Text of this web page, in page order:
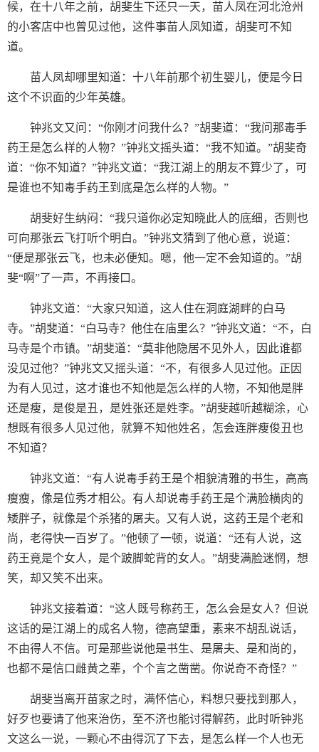
候，在十八年之前，胡斐生下还只一天，苗人凤在河北沧州
的小客店中也曾见过他，这件事苗人凤知道，胡斐可不知
道。
苗人凤却哪里知道：十八年前那个初生婴儿，便是今日
这个不识面的少年英雄。
钟兆文又问：“你刚才问我什么？”胡斐道：“我问那毒手
药王是怎么样的人物？”钟兆文摇头道：“我不知道。”胡斐奇
道：“你不知道？”钟兆文道：“我江湖上的朋友不算少了，可
是谁也不知毒手药王到底是怎么样的人物。”
胡斐好生纳闷：“我只道你必定知晓此人的底细，否则也
可向那张云飞打听个明白。”钟兆文猜到了他心意，说道：
“便是那张云飞，也未必便知。嗯，他一定不会知道的。”胡
斐“啊”了一声，不再接口。
钟兆文道：“大家只知道，这人住在洞庭湖畔的白马
寺。”胡斐道：“白马寺？他住在庙里么？”钟兆文道：“不，白
马寺是个市镇。”胡斐道：“莫非他隐居不见外人，因此谁都
没见过他？”钟兆文又摇头道：“不，有很多人见过他。正因
为有人见过，这才谁也不知他是怎么样的人物，不知他是胖
还是瘦，是俊是丑，是姓张还是姓李。”胡斐越听越糊涂，心
想既有很多人见过他，就算不知他姓名，怎会连胖瘦俊丑也
不知道？
钟兆文道：“有人说毒手药王是个相貌清雅的书生，高高
瘦瘦，像是位秀才相公。有人却说毒手药王是个满脸横肉的
矮胖子，就像是个杀猪的屠夫。又有人说，这药王是个老和
尚，老得快一百岁了。”他顿了一顿，说道：“还有人说，这
药王竟是个女人，是个跛脚蛇背的女人。”胡斐满脸迷惘，想
笑，却又笑不出来。
钟兆文接着道：“这人既号称药王，怎么会是女人？但说
这话的是江湖上的成名人物，德高望重，素来不胡乱说话，
不由得人不信。可是那些说他是书生、是屠夫、是和尚的，
也都不是信口雌黄之辈，个个言之凿凿。你说奇不奇怪？”
胡斐当离开苗家之时，满怀信心，料想只要找到那人，
好歹也要请了他来治伤，至不济也能讨得解药，此时听钟兆
文这么一说，一颗心不由得沉了下去，是怎么样一个人也无